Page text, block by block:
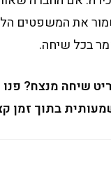
את המשפטים
בכל שיחה.
שיחה מנצח? פנו
בתוך זמן